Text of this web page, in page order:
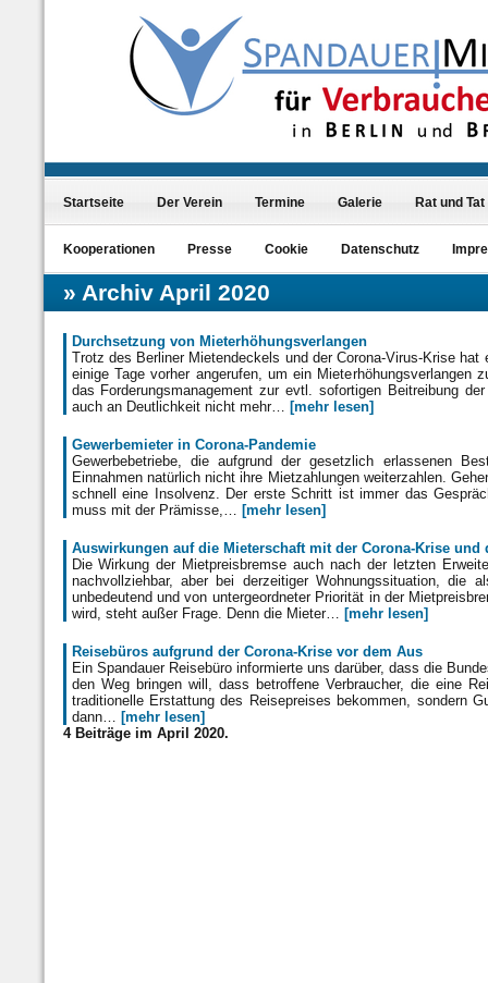
Startseite Der Verein Termine Galerie Rat und Tat
Kooperationen Presse Cookie Datenschutz
Archiv April 2020
Durchsetzung von Mieterhöhungsverlangen
Trotz des Berliner Mietendeckels und der Corona-Virus-Krise
einige Tage vorher angerufen, um ein
das Forderungsmanagement zur evtl. sofortigen Beitreibung
auch an Deutlichkeit nicht mehr… [mehr lesen]
Gewerbemieter in Corona-Pandemie
Gewerbebetriebe, die aufgrund der gesetzlich erlassenen
Einnahmen natürlich nicht ihre Mietzahlungen weiterzahlen.
schnell eine Insolvenz. Der erste Schritt ist immer das
muss mit der Prämisse,… [mehr lesen]
Auswirkungen auf die Mieterschaft mit der Corona-Krise und
Die Wirkung der Mietpreisbremse auch nach der letzten
nachvollziehbar, aber bei derzeitiger Wohnungssituation, die
unbedeutend und von untergeordneter Priorität in der
wird, steht außer Frage. Denn die Mieter… [mehr lesen]
Reisebüros aufgrund der Corona-Krise vor dem Aus
Ein Spandauer Reisebüro informierte uns darüber, dass die
den Weg bringen will, dass betroffene Verbraucher, die eine
traditionelle Erstattung des Reisepreises bekommen, sondern
dann… [mehr lesen]
4 Beiträge im April 2020.